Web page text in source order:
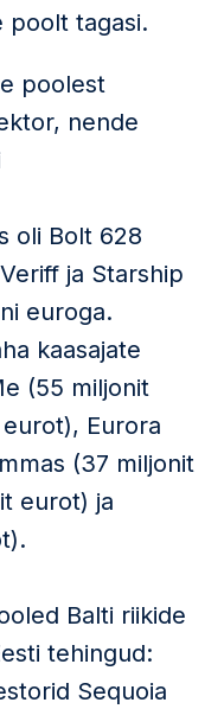
poolt tagasi.
poolest
nende
oli Bolt 628
ja Starship
euroga.
kaasajate
(55 miljonit
Eurora
(37 miljonit
eurot) ja
Balti riikide
tehingud:
Sequoia